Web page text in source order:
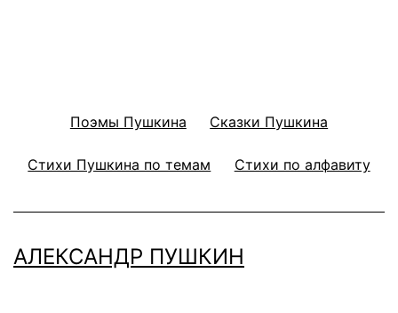
Поэмы Пушкина Сказки Пушкина
Стихи Пушкина по темам Стихи по алфавиту
АЛЕКСАНДР ПУШКИН